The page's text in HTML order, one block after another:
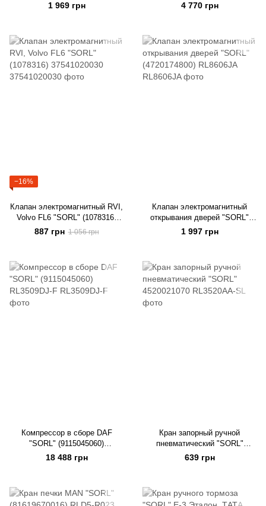
RL3522FA
1 969 грн
RL3754EC307
4 770 грн
−16%
Клапан электромагнитный RVI,
Volvo FL6 "SORL" (1078316)
37541020030
887 грн 1 056 грн
Клапан электромагнитный
открывания дверей "SORL"
(4720174800) RL8606JA
1 997 грн
Компрессор в сборе DAF
"SORL" (9115045060)
RL3509DJ-F
18 488 грн
Кран запорный ручной
пневматический "SORL"
4520021070
639 грн